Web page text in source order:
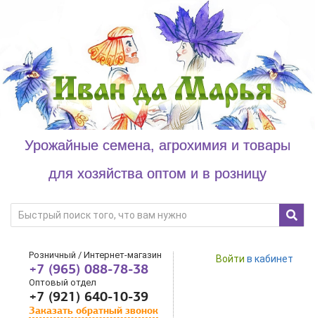
Урожайные семена, агрохимия и товары
для хозяйства оптом и в розницу
Розничный / Интернет-магазин
+7 (965) 088-78-38
Оптовый отдел
+7 (921) 640-10-39
Заказать обратный звонок
Войти в кабинет